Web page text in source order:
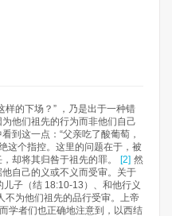
样的下场？” ，乃是出于一种错
他们祖先的行为而非他们自己
到这一点：“父亲吃了酸葡萄，
这个指控。这里的问题在于，被
却将其归咎于祖先的罪。
[2] 然
自己的义或不义而受审。关于
子（结 18:10-13）、和他行义
为他们祖先的品行受审。上帝
学者们也正确地注意到，以西结